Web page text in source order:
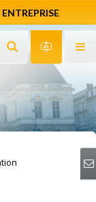
ENTREPRISE
Rechercher sur